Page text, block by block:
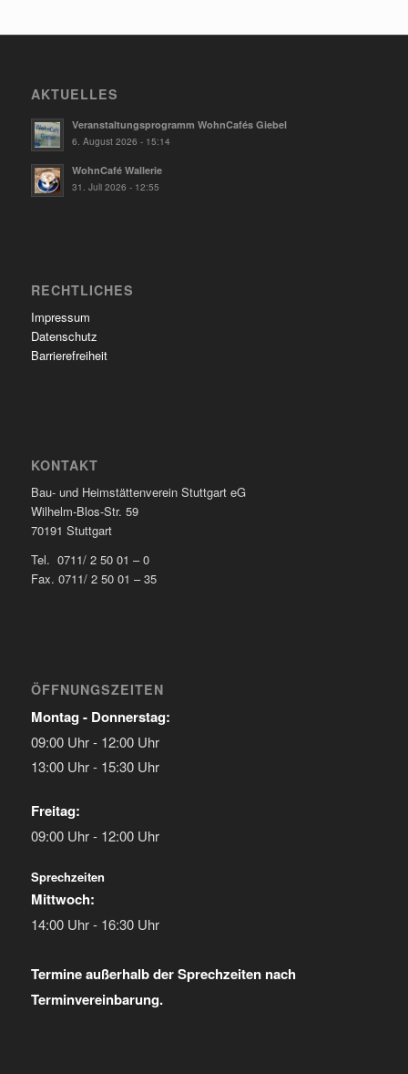
AKTUELLES
Veranstaltungsprogramm WohnCafés Giebel
6. August 2026 - 15:14
WohnCafé Wallerie
31. Juli 2026 - 12:55
RECHTLICHES
Impressum
Datenschutz
Barrierefreiheit
KONTAKT
Bau- und Heimstättenverein Stuttgart eG
Wilhelm-Blos-Str. 59
70191 Stuttgart
Tel. 0711/ 2 50 01 – 0
Fax. 0711/ 2 50 01 – 35
ÖFFNUNGSZEITEN
Montag - Donnerstag:
09:00 Uhr - 12:00 Uhr
13:00 Uhr - 15:30 Uhr
Freitag:
09:00 Uhr - 12:00 Uhr
Sprechzeiten
Mittwoch:
14:00 Uhr - 16:30 Uhr
Termine außerhalb der Sprechzeiten nach
Terminvereinbarung.